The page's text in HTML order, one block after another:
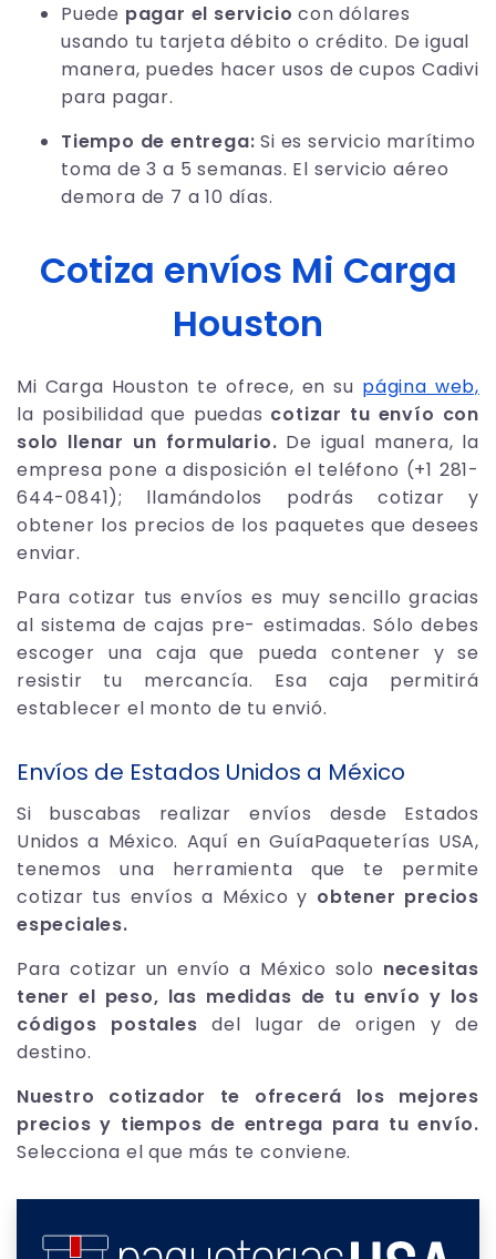
Puede pagar el servicio con dólares
usando tu tarjeta débito o crédito. De igual
manera, puedes hacer usos de cupos Cadivi
para pagar.
Tiempo de entrega: Si es servicio marítimo
toma de 3 a 5 semanas. El servicio aéreo
demora de 7 a 10 días.
Cotiza envíos Mi Carga
Houston
Mi Carga Houston te ofrece, en su página web,
la posibilidad que puedas cotizar tu envío con
solo llenar un formulario. De igual manera, la
empresa pone a disposición el teléfono (+1 281-
644-0841); llamándolos podrás cotizar y
obtener los precios de los paquetes que desees
enviar.
Para cotizar tus envíos es muy sencillo gracias
al sistema de cajas pre- estimadas. Sólo debes
escoger una caja que pueda contener y se
resistir tu mercancía. Esa caja permitirá
establecer el monto de tu envió.
Envíos de Estados Unidos a México
Si buscabas realizar envíos desde Estados
Unidos a México. Aquí en GuíaPaqueterías USA,
tenemos una herramienta que te permite
cotizar tus envíos a México y obtener precios
especiales.
Para cotizar un envío a México solo necesitas
tener el peso, las medidas de tu envío y los
códigos postales del lugar de origen y de
destino.
Nuestro cotizador te ofrecerá los mejores
precios y tiempos de entrega para tu envío.
Selecciona el que más te conviene.